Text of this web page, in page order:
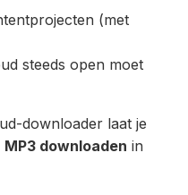
(met
steeds open moet
downloader laat je
downloaden in